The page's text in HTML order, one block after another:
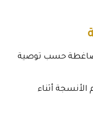
ضاغطة حسب توصية
الأنسجة أثناء